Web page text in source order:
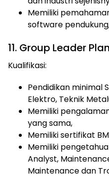
Memiliki
software
11. Group Leader
Kualifikasi:
Pendidikan minimal
Elektro, Teknik
Memiliki
yang sama,
Memiliki sertifikat
Memiliki
Analyst,
Maintenance dan